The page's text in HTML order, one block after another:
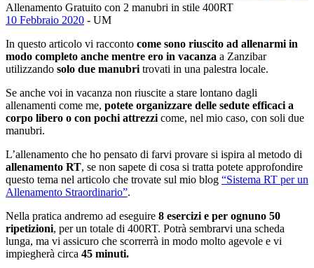
Allenamento Gratuito con 2 manubri in stile 400RT
10 Febbraio 2020 - UM
In questo articolo vi racconto come sono riuscito ad allenarmi in
modo completo anche mentre ero in vacanza a Zanzibar
utilizzando solo due manubri trovati in una palestra locale.
Se anche voi in vacanza non riuscite a stare lontano dagli
allenamenti come me, potete organizzare delle sedute efficaci a
corpo libero o con pochi attrezzi come, nel mio caso, con soli due
manubri.
L’allenamento che ho pensato di farvi provare si ispira al metodo di
allenamento RT, se non sapete di cosa si tratta potete approfondire
questo tema nel articolo che trovate sul mio blog “Sistema RT per un
Allenamento Straordinario”.
Nella pratica andremo ad eseguire 8 esercizi e per ognuno 50
ripetizioni, per un totale di 400RT. Potrà sembrarvi una scheda
lunga, ma vi assicuro che scorrerrà in modo molto agevole e vi
impiegherà circa 45 minuti.